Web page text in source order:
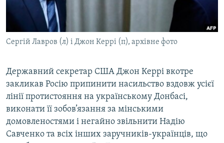
УКРАЇНСЬКА ПРОБЛЕМА КРИМУ
ІНФОГРАФІКА
ДОЛУЧАЙСЯ!
Усі сайти RFE/RL
Сергій Лавров (л) і Джон Керрі (п), архівне фото
Державний секретар США Джон Керрі вкотре
закликав Росію припинити насильство вздовж усієї
лінії протистояння на українському Донбасі,
виконати її зобов’язання за мінськими
домовленостями і негайно звільнити Надію
Савченко та всіх інших заручників-українців, що